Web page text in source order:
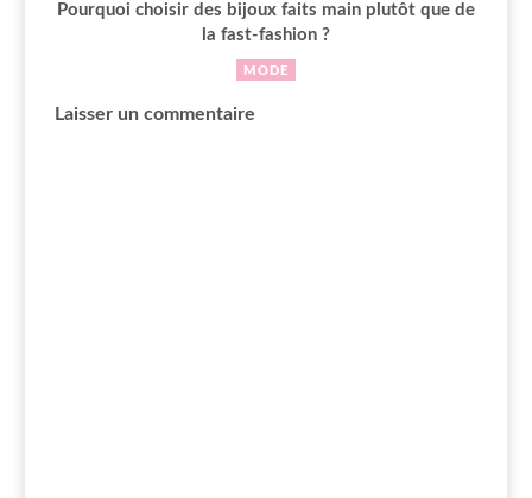
Pourquoi choisir des bijoux faits main plutôt que de
la fast-fashion ?
MODE
Laisser un commentaire